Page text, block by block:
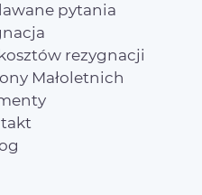
pytania
rezygnacji
Małoletnich